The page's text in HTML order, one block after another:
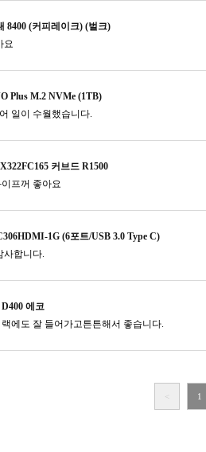
8400 (커피레이크) (벌크)
요
Plus M.2 NVMe (1TB)
일이 수월했습니다.
커브드 R1500
프꺼 좋아요
1G (6포트/USB 3.0 Type C)
사합니다.
에코
에도 잘 들어가고튼튼해서 좋습니다.
< 1